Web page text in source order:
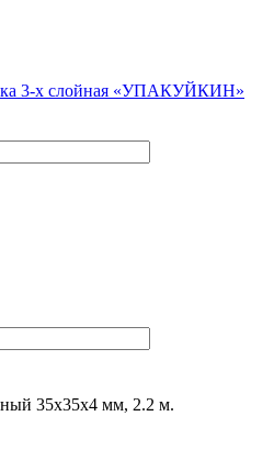
3-х слойная «УПАКУЙКИН»